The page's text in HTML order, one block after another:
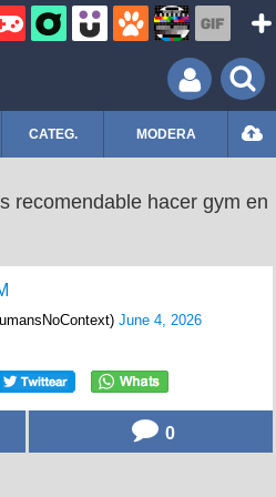
CATEG. MODERA
recomendable hacer gym en
June 4, 2026
0